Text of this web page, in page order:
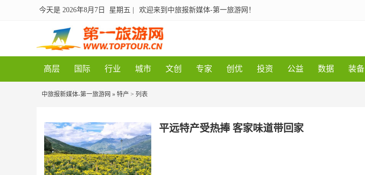
今天是 2026年8月7日 星期五 欢迎来到中旅报新媒体-第一旅游网！
高层 国际 行业 城市 文创 专家 创优 投资 公益 数据 装备
中旅报新媒体-第一旅游网 » 特产 > 列表
平远特产受热捧 客家味道带回家